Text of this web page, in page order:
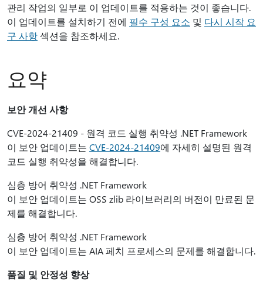
관리 작업의 일부로 이 업데이트를 적용하는 것이 좋습니다.
이 업데이트를 설치하기 전에 필수 구성 요소 및 다시 시작 요
구 사항섹션을 참조하세요.
요약​​
보안 개선 사항
CVE-2024-21409 - 원격 코드 실행 취약성 .NET Framework
이 보안 업데이트는 CVE-2024-21409에 자세히 설명된 원격
코드 실행 취약성을 해결합니다.
심층 방어 취약성 .NET Framework
이 보안 업데이트는 OSS zlib 라이브러리의 버전이 만료된 문
제를 해결합니다.
심층 방어 취약성 .NET Framework
이 보안 업데이트는 AIA 페치 프로세스의 문제를 해결합니다.
품질 및 안정성 향상